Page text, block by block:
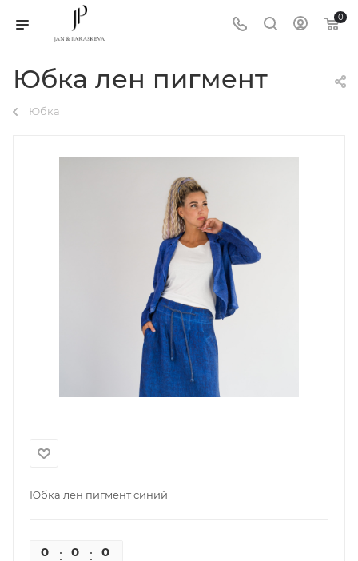
0
Юбка лен пигмент
Юбка
Юбка лен пигмент синий
0 0 0